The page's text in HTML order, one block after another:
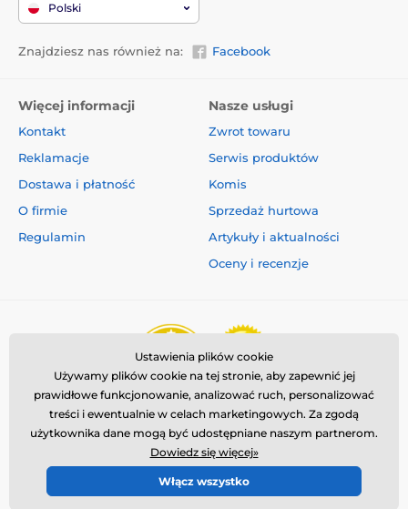
Polski
Znajdziesz nas również na: Facebook
Więcej informacji
Kontakt
Reklamacje
Dostawa i płatność
O firmie
Regulamin
Nasze usługi
Zwrot towaru
Serwis produktów
Komis
Sprzedaż hurtowa
Artykuły i aktualności
Oceny i recenzje
© 2026 www.reedog.pl ⦁ Utworzono e-sklep
Ustawienia plików cookie
Używamy plików cookie na tej stronie, aby zapewnić jej
prawidłowe funkcjonowanie, analizować ruch, personalizować
treści i ewentualnie w celach marketingowych. Za zgodą
użytkownika dane mogą być udostępniane naszym partnerom.
Dowiedz się więcej»
Włącz wszystko